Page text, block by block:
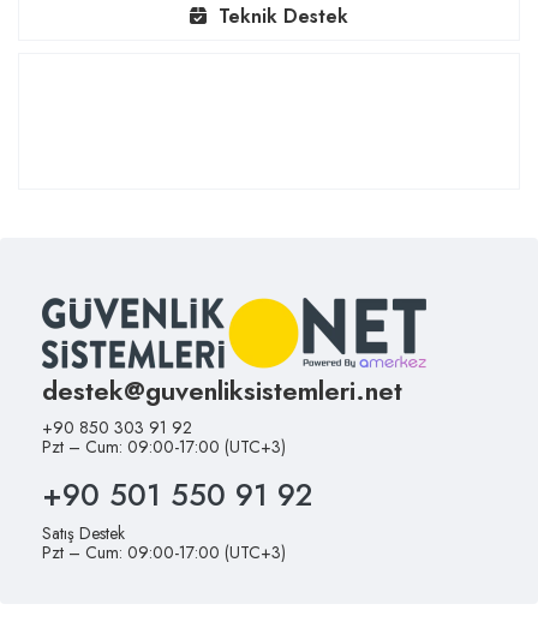
Teknik Destek
destek@guvenliksistemleri.net
+90 850 303 91 92
Pzt – Cum: 09:00-17:00 (UTC+3)
+90 501 550 91 92
Satış Destek
Pzt – Cum: 09:00-17:00 (UTC+3)